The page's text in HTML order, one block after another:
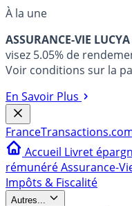
À la une
ASSURANCE-VIE
visez 5.05% de
Voir conditions sur la
En Savoir Plus
France
Accueil Livret
rémunéréAssurance-
Impôts & Fiscalité
Autres...